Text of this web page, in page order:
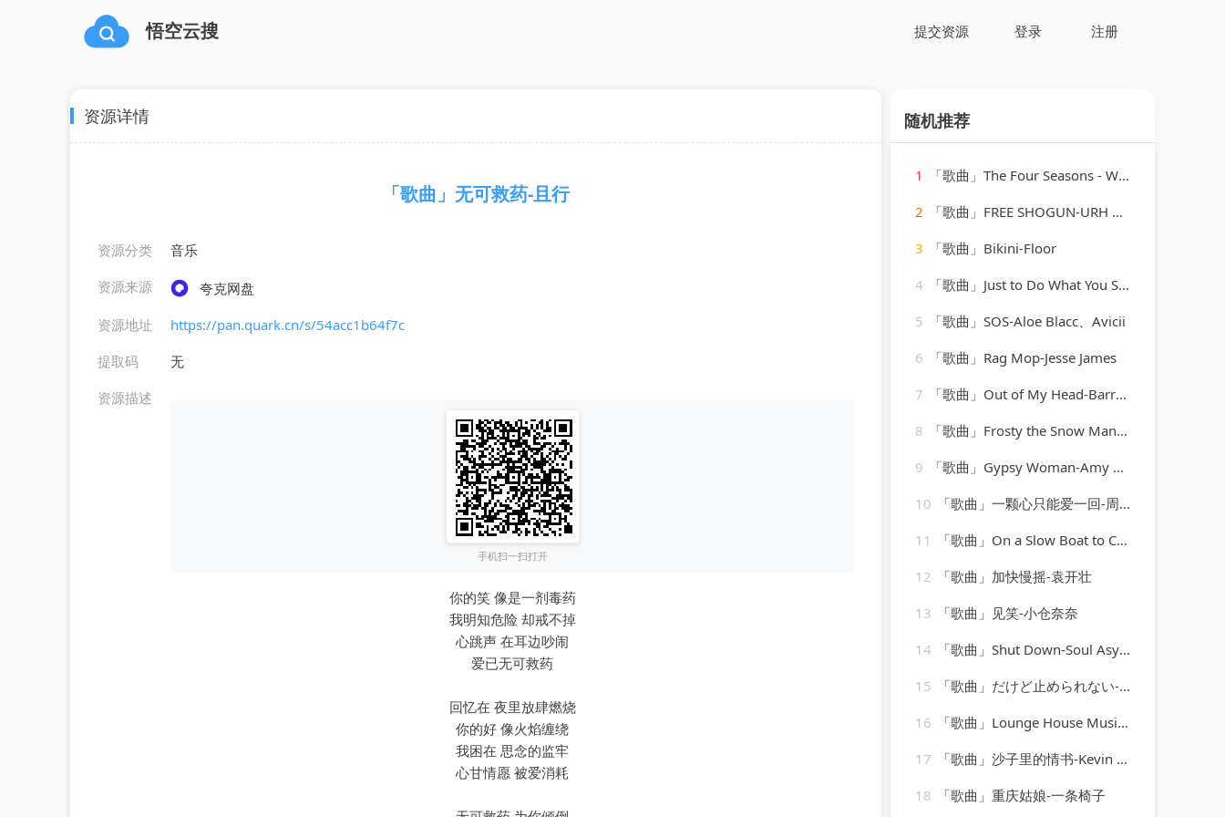
悟空云搜 提交资源 登录 注册
资源详情
「歌曲」无可救药-且行
资源分类
音乐
资源来源
夸克网盘
资源地址
https://pan.quark.cn/s/54acc1b64f7c
提取码
无
资源描述
手机扫一扫打开
你的笑 像是一剂毒药
我明知危险 却戒不掉
心跳声 在耳边吵闹
爱已无可救药
回忆在 夜里放肆燃烧
你的好 像火焰缠绕
我困在 思念的监牢
心甘情愿 被爱消耗
随机推荐
1
「歌曲」The Four Seasons - Winter-albrecht mayer、The King's Singers
2
「歌曲」FREE SHOGUN-URH Hip Hop、Shogun
3
「歌曲」Bikini-Floor
4
「歌曲」Just to Do What You Said-Chuck Brown
5
「歌曲」SOS-Aloe Blacc、Avicii
6
「歌曲」Rag Mop-Jesse James
7
「歌曲」Out of My Head-Barry Obzee
8
「歌曲」Frosty the Snow Man-Ella Fitzgerald(1)
9
「歌曲」Gypsy Woman-Amy Murphy
10
「歌曲」一颗心只能爱一回-周慧敏
11
「歌曲」On a Slow Boat to China-Emile Ford & The Checkmates
12
「歌曲」加快慢摇-袁开壮
13
「歌曲」见笑-小仓奈奈
14
「歌曲」Shut Down-Soul Asylum
15
「歌曲」だけど止められない-MANISH
16
「歌曲」Lounge House Music-Ibiza Chill Out Music Zone、Chill House Zone、House Music Dj、Chillout Lounge Music
17
「歌曲」沙子里的情书-Kevin Kern
18
「歌曲」重庆姑娘-一条椅子